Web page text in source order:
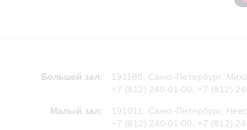
Большой зал:
191186, Санкт-Петербург,
+7 (812) 240-01-00, +7 (812)
Малый зал:
191011, Санкт-Петербург,
+7 (812) 240-01-00, +7 (812)